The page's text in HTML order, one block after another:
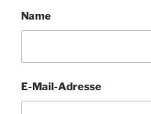
Name
E-Mail-Adresse